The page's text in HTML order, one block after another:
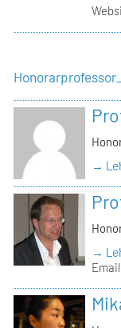
→
→
Email